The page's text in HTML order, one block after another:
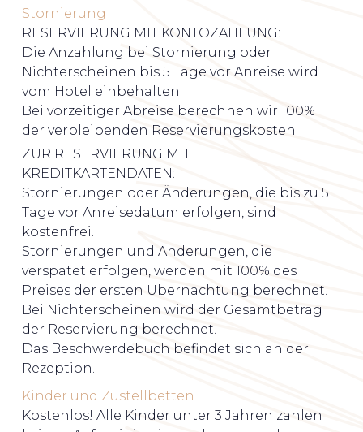
Stornierung
RESERVIERUNG MIT KONTOZAHLUNG:
Die Anzahlung bei Stornierung oder
Nichterscheinen bis 5 Tage vor Anreise wird
vom Hotel einbehalten.
Bei vorzeitiger Abreise berechnen wir 100%
der verbleibenden Reservierungskosten.
ZUR RESERVIERUNG MIT
KREDITKARTENDATEN:
Stornierungen oder Änderungen, die bis zu 5
Tage vor Anreisedatum erfolgen, sind
kostenfrei.
Stornierungen und Änderungen, die
verspätet erfolgen, werden mit 100% des
Preises der ersten Übernachtung berechnet.
Bei Nichterscheinen wird der Gesamtbetrag
der Reservierung berechnet.
Das Beschwerdebuch befindet sich an der
Rezeption.
Kinder und Zustellbetten
Kostenlos! Alle Kinder unter 3 Jahren zahlen